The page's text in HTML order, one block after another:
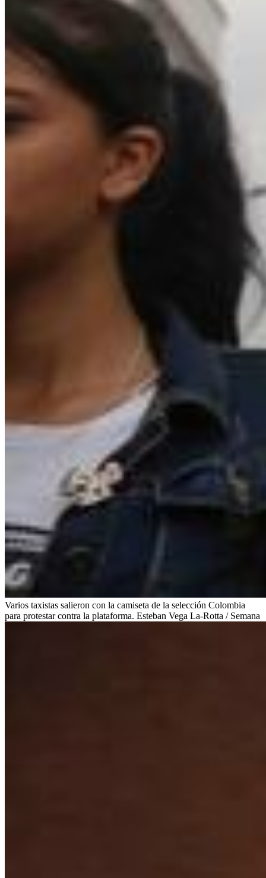
Varios taxistas salieron con la camiseta de la selección Colombia
para protestar contra la plataforma. Esteban Vega La-Rotta / Semana